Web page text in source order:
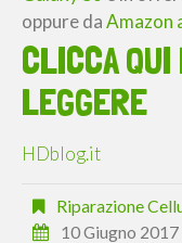
oppure daAmazon
CLICCA
LEGGERE
HDblog.it
Riparazione
10 Giugno 2017